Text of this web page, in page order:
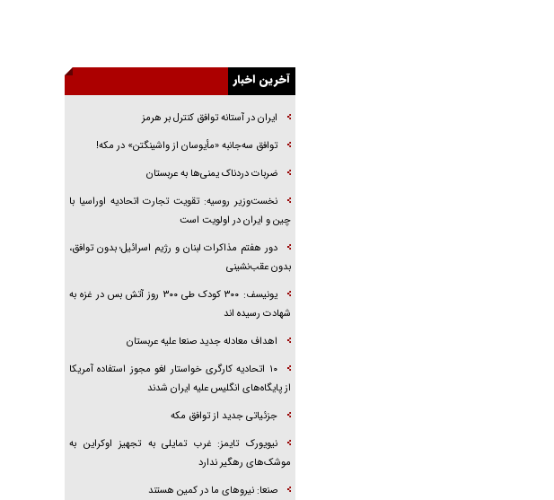
دیکنز
خواهرم فرمانده جهادی و اهل خدمت بی‌منت بود
جزئیات شکنجه‌هایم فراتر از آن است که در بیان
گزارش «جوان» از قوانین سخت‌گیرانه ۶ قاره در
برابر یورش به پاسگاه‌های پلیس
آخرین اخبار
ایران در آستانه توافق کنترل بر هرمز
توافق سه‌جانبه «مأیوسان از واشینگتن» در مکه!
ضربات دردناک یمنی‌ها به عربستان
نخست‌وزیر روسیه:‌ تقویت تجارت اتحادیه اوراسیا با
چین و ایران در اولویت است
دور هفتم مذاکرات لبنان و رژیم اسرائیل؛ بدون توافق،
بدون عقب‌نشینی
یونیسف: ۳۰۰ کودک طی ۳۰۰ روز آتش بس در غزه به
شهادت رسیده اند
اهداف معادله جدید صنعا علیه عربستان
۱۰ اتحادیه کارگری خواستار لغو مجوز استفاده آمریکا
از پایگاه‌های انگلیس علیه ایران شدند
جزئیاتی جدید از توافق مکه
نیویورک تایمز: غرب تمایلی به تجهیز اوکراین به
موشک‌های رهگیر ندارد
صنعا: نیروهای ما در کمین‌ هستند